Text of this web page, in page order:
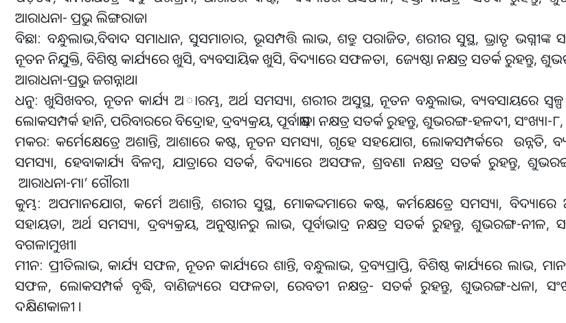
ଆରାଧନା- ପ୍ରଭୁ ଲିଙ୍ଗରାଜ।
ବିଛା: ବନ୍ଧୁଲାଭ,ବିବାଦ ସମାଧାନ, ସୁସମାଚାର, ଭୂସମ୍ପତ୍ତି ଲାଭ, ଶତ୍ରୁ ପରାଜିତ, ଶରୀର ସୁସ୍ଥ, ଭ୍ରାତୃ ଭଗ୍ନୀଙ୍କ
ନୂତନ ନିଯୁକ୍ତି, ବିଶିଷ୍ଠ କାର୍ଯ୍ୟରେ ଖୁସି, ବ୍ୟବସାୟିକ ଖୁସି, ବିଦ୍ୟାରେ ସଫଳତା, ଜ୍ୟେଷ୍ଠା ନକ୍ଷତ୍ର ସତର୍କ ରୁହନ୍ତୁ,
ଆରାଧନା-ପ୍ରଭୁ ଜଗନ୍ନାଥ।
ଧନୁ: ଖୁସିଖବର, ନୂତନ କାର୍ଯ୍ୟ ଅାରମ୍ଭ, ଅର୍ଥ ସମସ୍ୟା, ଶରୀର ଅସୁସ୍ଥ, ନୂତନ ବନ୍ଧୁଲାଭ, ବ୍ୟବସାୟରେ
ଲୋକସମ୍ପର୍କ ହାନି, ପରିବାରରେ ବିଦ୍ରୋହ, ଦ୍ରବ୍ୟକ୍ରୟ, ପୂର୍ବାଷାଢ଼ା ନକ୍ଷତ୍ର ସତର୍କ ରୁହନ୍ତୁ, ଶୁଭରଙ୍ଗ-ହଳଦୀ, ସଂଖ୍ୟା-
ମକର: କର୍ମେକ୍ଷେତ୍ରେ ଅଶାନ୍ତି, ଆଶାରେ କଷ୍ଟ, ନୂତନ ସମସ୍ୟା, ଗୃହେ ସହଯୋଗ, ଲୋକସମ୍ପର୍କରେ ଉନ୍ନତି,
ସମସ୍ୟା, ହେବାକାର୍ଯ୍ୟ ବିଳମ୍ବ, ଯାତ୍ରାରେ ସତର୍କ, ବିଦ୍ୟାରେ ଅସଫଳ, ଶ୍ରବଣା ନକ୍ଷତ୍ର ସତର୍କ ରୁହନ୍ତୁ,
ଆରାଧନା-ମା’ ଗୌରୀ।
କୁମ୍ଭ: ‌ ଅପମାନଯୋଗ, କର୍ମେ ଅଶାନ୍ତି, ଶରୀର ସୁସ୍ଥ, ମୋକଦ୍ଦମାରେ କଷ୍ଟ, କର୍ମକ୍ଷେତ୍ରେ ସମସ୍ୟା,
ସହାୟତା, ଅର୍ଥ ସମସ୍ୟା, ଦ୍ରବ୍ୟକ୍ରୟ, ଅନୁଷ୍ଠାନରୁ ଲାଭ, ପୂର୍ବାଭାଦ୍ର ନକ୍ଷତ୍ର ସତର୍କ ରୁହନ୍ତୁ, ଶୁଭରଙ୍ଗ-ନୀଳ,
ବଗଳାମୁଖୀ।
ମୀନ: ପ୍ରୀତିଲାଭ, କାର୍ଯ୍ୟ ସଫଳ, ନୂତନ କାର୍ଯ୍ୟରେ ଶାନ୍ତି, ବନ୍ଧୁଲାଭ, ଦ୍ରବ୍ୟପ୍ରାପ୍ତି, ବିଶିଷ୍ଠ କାର୍ଯ୍ୟରେ ଲାଭ,
ସଫଳ, ଲୋକସମ୍ପର୍କ ବୃଦ୍ଧି, ବାଣିଜ୍ୟରେ ସଫଳତା, ରେବତୀ ନକ୍ଷତ୍ର- ସତର୍କ ରୁହନ୍ତୁ, ଶୁଭରଙ୍ଗ-ଧଳା,
ଦକ୍ଷିଣକାଳୀ ।